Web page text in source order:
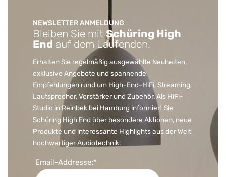
NEWSLETTER ANMELDUNG
Bleiben Sie mit Schüring High
End auf dem Laufenden.
Erhalten Sie regelmäßig ausgewählte Neuheiten,
exklusive Angebote und spannende
Empfehlungen rund um High-End-HiFi, Streaming,
Lautsprecher, Verstärker und Zubehör. Als HiFi-
Studio in Reinbek bei Hamburg informiert Sie
Schüring High End über besondere Aktionen, neue
Produkte und interessante Highlights aus der Welt
hochwertiger Audiotechnik.
Email-Addresse:*